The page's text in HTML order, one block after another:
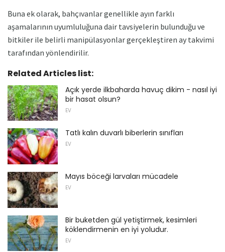
Buna ek olarak, bahçıvanlar genellikle ayın farklı
aşamalarının uyumluluğuna dair tavsiyelerin bulunduğu ve
bitkiler ile belirli manipülasyonlar gerçekleştiren ay takvimi
tarafından yönlendirilir.
Related Articles list:
Açık yerde ilkbaharda havuç dikim - nasıl iyi
bir hasat olsun?
EV
Tatlı kalın duvarlı biberlerin sınıfları
EV
Mayıs böceği larvaları mücadele
EV
Bir buketden gül yetiştirmek, kesimleri
köklendirmenin en iyi yoludur.
EV